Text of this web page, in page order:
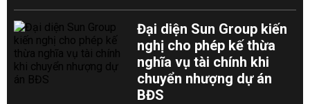
Đại diện Sun Group kiến
nghị cho phép kế thừa
nghĩa vụ tài chính khi
chuyển nhượng dự án
BĐS